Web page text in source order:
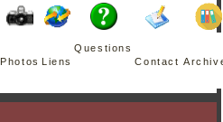
Photos Liens
Questions
Contact